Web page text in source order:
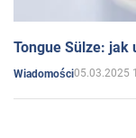
Tongue Sülze: jak
Wiadomości05.03.2025